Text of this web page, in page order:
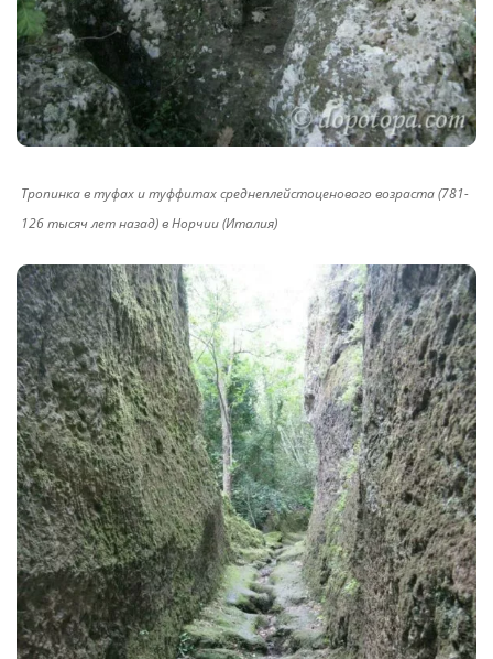
Тропинка в туфах и туффитах среднеплейстоценового возраста (781-
126 тысяч лет назад) в Норчии (Италия)